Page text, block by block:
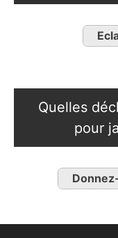
Quelles
pour